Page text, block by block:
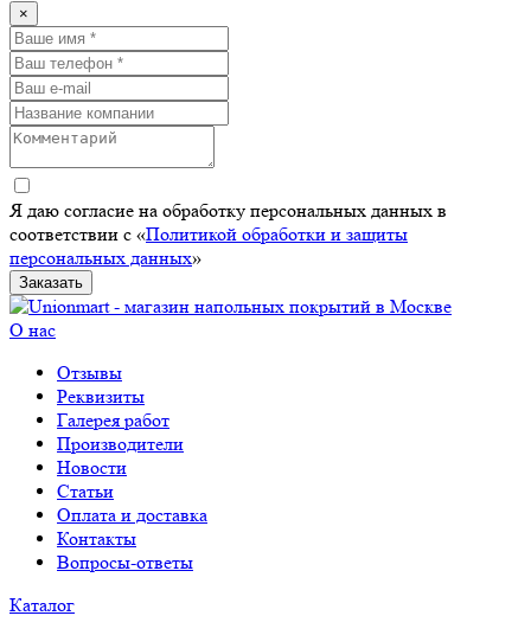
×
Я даю согласие на обработку персональных данных в
соответствии с «Политикой обработки и защиты
персональных данных»
Заказать
О нас
Отзывы
Реквизиты
Галерея работ
Производители
Новости
Статьи
Оплата и доставка
Контакты
Вопросы-ответы
Каталог